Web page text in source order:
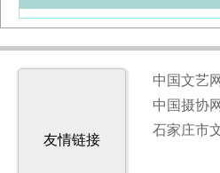
友情链接
中国文艺网
中国摄协网
石家庄市